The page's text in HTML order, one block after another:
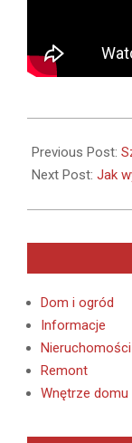
02-
03
Previous Post:
Next Post: Jak
Dom i ogród
Informacje
Nieruchomości
Remont
Wnętrze domu